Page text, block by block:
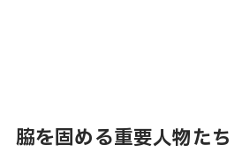
脇を固める重要人物たち